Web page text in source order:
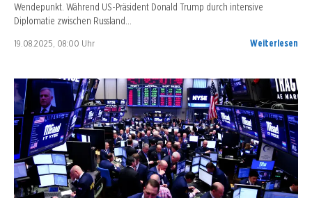
Wendepunkt. Während US-Präsident Donald Trump durch intensive
Diplomatie zwischen Russland…
19.08.2025, 08:00 Uhr Weiterlesen